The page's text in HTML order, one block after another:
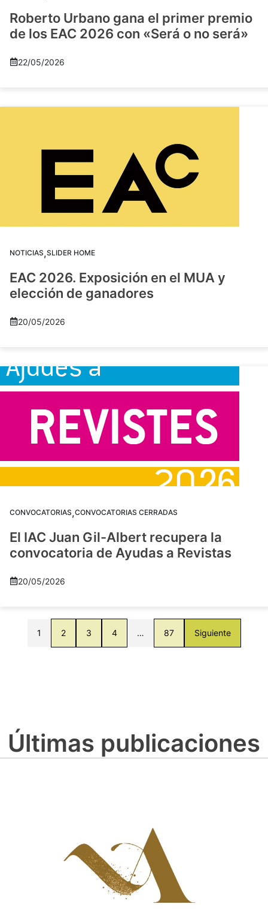
Roberto Urbano gana el primer premio
de los EAC 2026 con «Será o no será»
22/05/2026
NOTICIAS,SLIDER HOME
EAC 2026. Exposición en el MUA y
elección de ganadores
20/05/2026
CONVOCATORIAS,CONVOCATORIAS CERRADAS
El IAC Juan Gil-Albert recupera la
convocatoria de Ayudas a Revistas
20/05/2026
1 2 3 4 … 87 Siguiente
Últimas publicaciones